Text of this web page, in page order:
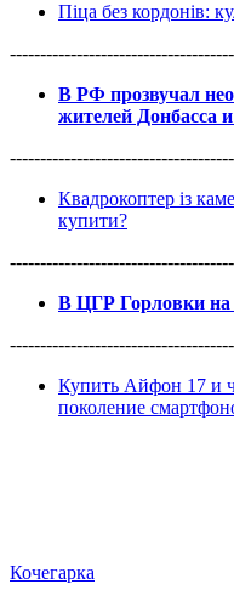
Піца без кордонів:
В РФ прозвучал
жителей Донбасса
Квадрокоптер із
купити?
В ЦГР Горловки на
Купить Айфон 17 и
поколение
Кочегарка